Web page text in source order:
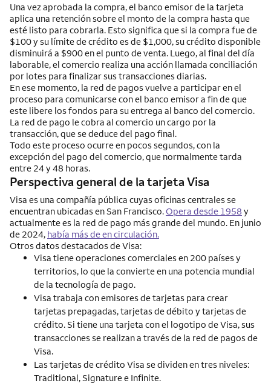
Una vez aprobada la compra, el banco emisor de la tarjeta
aplica una retención sobre el monto de la compra hasta que
esté listo para cobrarla. Esto significa que si la compra fue de
$100 y su límite de crédito es de $1,000, su crédito disponible
disminuirá a $900 en el punto de venta. Luego, al final del día
laborable, el comercio realiza una acción llamada conciliación
por lotes para finalizar sus transacciones diarias.
En ese momento, la red de pagos vuelve a participar en el
proceso para comunicarse con el banco emisor a fin de que
este libere los fondos para su entrega al banco del comercio.
La red de pago le cobra al comercio un cargo por la
transacción, que se deduce del pago final.
Todo este proceso ocurre en pocos segundos, con la
excepción del pago del comercio, que normalmente tarda
entre 24 y 48 horas.
Perspectiva general de la tarjeta Visa
Visa es una compañía pública cuyas oficinas centrales se
encuentran ubicadas en San Francisco.Opera desde 1958 y
actualmente es la red de pago más grande del mundo. En junio
de 2024, había ​más de en circulación.
Otros datos destacados de Visa:
Visa tiene operaciones comerciales en 200 países y
territorios, lo que la convierte en una potencia mundial
de la tecnología de pago.
Visa trabaja con emisores de tarjetas para crear
tarjetas prepagadas, tarjetas de débito y tarjetas de
crédito. Si tiene una tarjeta con el logotipo de Visa, sus
transacciones se realizan a través de la red de pagos de
Visa.
Las tarjetas de crédito Visa se dividen en tres niveles:
Traditional, Signature e Infinite.